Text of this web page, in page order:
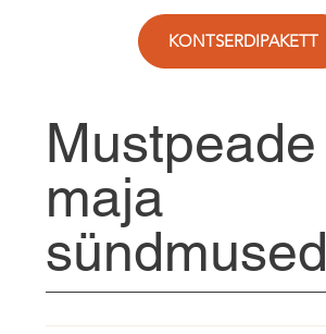
Mustpeade
maja
sündmused
KONTSERDIPAKETT